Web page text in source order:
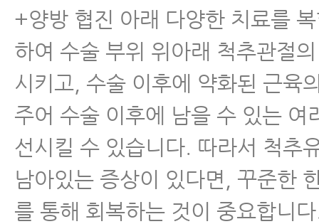
+양방 협진 아래 다양한 치료를
하여 수술 부위 위아래 척추관절
시키고, 수술 이후에 약화된 근육
주어 수술 이후에 남을 수 있는 여
선시킬 수 있습니다. 따라서 척추
남아있는 증상이 있다면, 꾸준한
를 통해 회복하는 것이 중요합니